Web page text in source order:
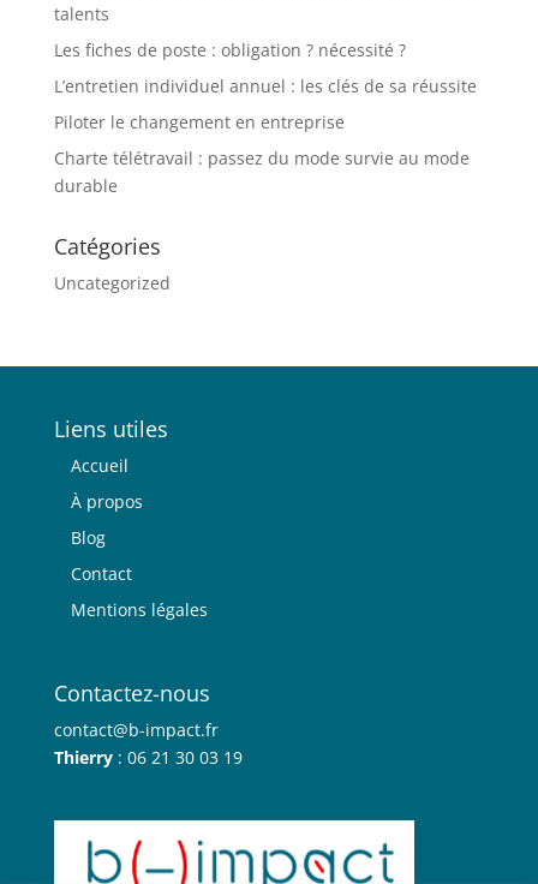
talents
Les fiches de poste : obligation ? nécessité ?
L’entretien individuel annuel : les clés de sa réussite
Piloter le changement en entreprise
Charte télétravail : passez du mode survie au mode
durable
Catégories
Uncategorized
Liens utiles
Accueil
À propos
Blog
Contact
Mentions légales
Contactez-nous
contact@b-impact.fr
Thierry: 06 21 30 03 19